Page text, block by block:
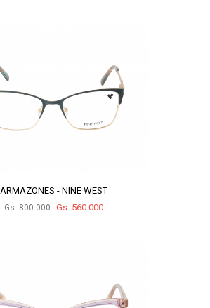
ARMAZONES - NINE WEST
Gs. 800.000 Gs. 560.000